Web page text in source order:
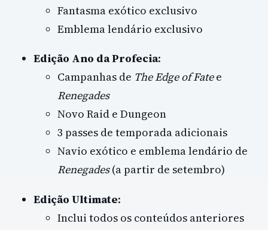
Fantasma exótico exclusivo
Emblema lendário exclusivo
Edição Ano da Profecia:
Campanhas de The Edge of Fatee
Renegades
Novo Raid e Dungeon
3 passes de temporada adicionais
Navio exótico e emblema lendário de
Renegades(a partir de setembro)
Edição Ultimate:
Inclui todos os conteúdos anteriores